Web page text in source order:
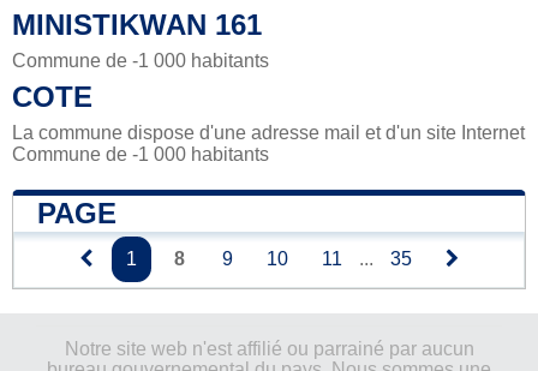
MINISTIKWAN 161
Commune de -1 000 habitants
COTE
La commune dispose d'une adresse mail et d'un site Internet
Commune de -1 000 habitants
PAGE
1 8 9 10 11 ... 35
Notre site web n'est affilié ou parrainé par aucun